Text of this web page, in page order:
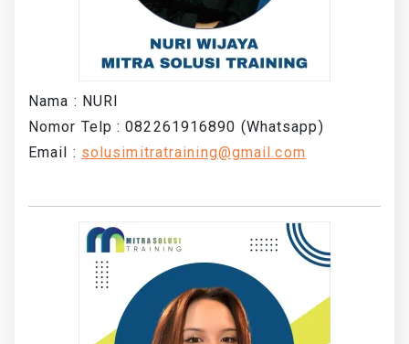
Nama : NURI
Nomor Telp : 082261916890 (Whatsapp)
Email : solusimitratraining@gmail.com